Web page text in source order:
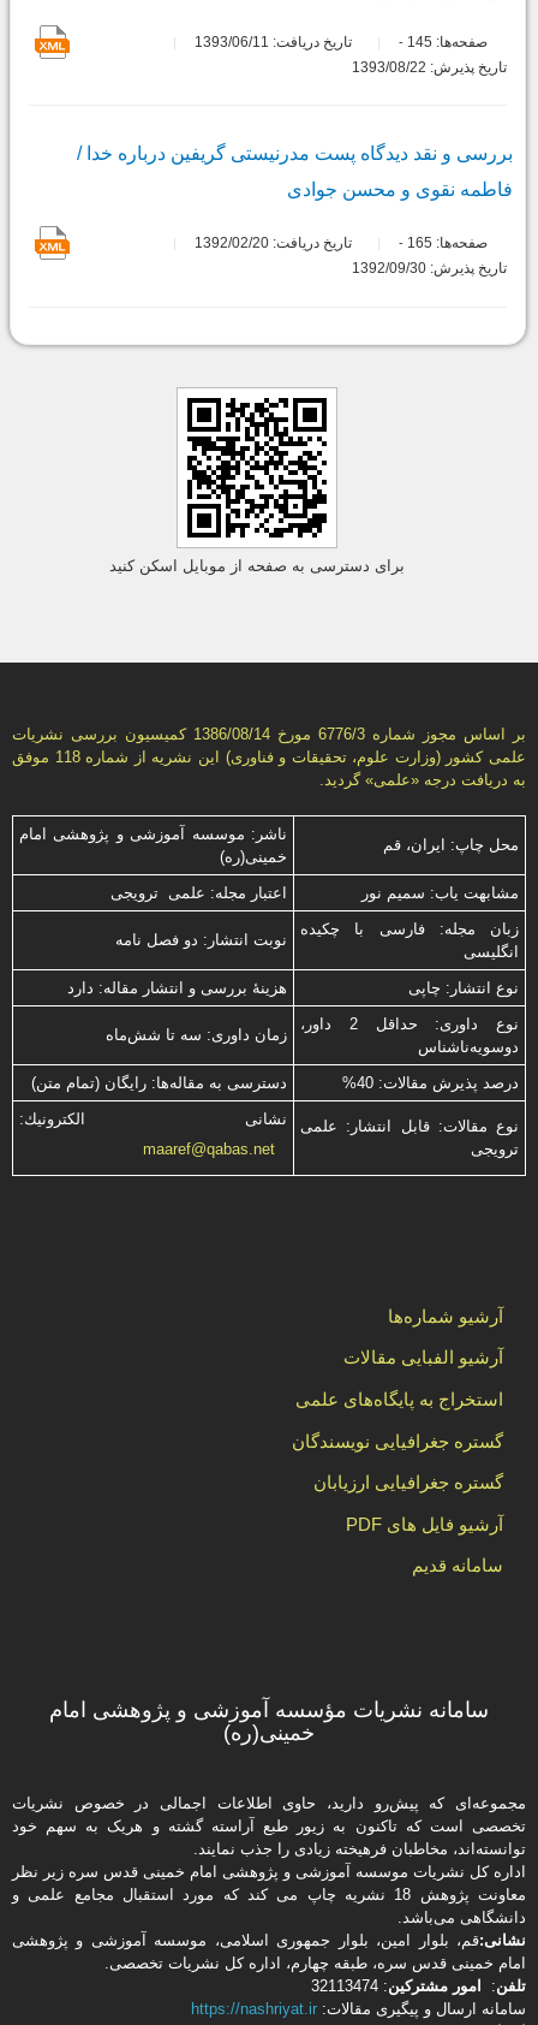
صفحه‌ها: 145
-
تاریخ دریافت: 1393/06/11
تاریخ پذیرش: 1393/08/22
بررسی و نقد دیدگاه پست مدرنیستی گریفین درباره خدا /
فاطمه نقوی و محسن جوادی
صفحه‌ها: 165
-
تاریخ دریافت: 1392/02/20
تاریخ پذیرش: 1392/09/30
برای دسترسی به صفحه از موبایل اسکن کنید
بر اساس مجوز شماره 6776/3 مورخ 1386/08/14 كمیسیون بررسى نشریات
علمى كشور (وزارت علوم، تحقیقات و فناورى) این نشریه از شماره 118 موفق
به دریافت درجه «علمى» گردید.
محل چاپ: ایران، قم
ناشر: موسسه آموزشی و پژوهشی امام
خمینی(ره)
مشابهت ياب: سميم نور
اعتبار مجله: علمی ترویجی
زبان مجله: فارسی با چكیده
انگلیسی
نوبت انتشار: دو فصل نامه
نوع انتشار: چاپی
هزینۀ بررسی و انتشار مقاله: دارد
نوع داوری: حداقل 2 داور،
دوسویه‌ناشناس
زمان داوری: سه تا شش‌ماه
درصد پذیرش مقالات: 40% دسترسی به مقاله‌ها: رایگان (تمام متن)
نوع مقالات: قابل انتشار: علمی
ترویجی
نشانی الكترونیك:
maaref@qabas.net
آرشیو شماره‌ها
آرشیو الفبایی مقالات
استخراج به پایگاه‌های علمی
گستره جغرافیایی نویسندگان
گستره جغرافیایی ارزیابان
آرشیو فایل های PDF
سامانه قدیم
سامانه نشریات مؤسسه آموزشی و پژوهشی امام
خمینی(ره)
مجموعه‌ای که پیش‌رو دارید،‌ حاوی اطلاعات اجمالی در خصوص نشریات
تخصصی است که تاکنون به زیور طبع آراسته گشته و هریک به سهم خود
توانسته‌اند، مخاطبان فرهیخته‌ زیادی را جذب نمایند.
اداره كل نشریات موسسه آموزشی و پژوهشی امام خمینی قدس سره زیر نظر
معاونت پژوهش 18 نشریه چاپ می کند که مورد استقبال مجامع علمی و
دانشگاهی می‌باشد.
نشانی:قم، بلوار امین، بلوار جمهوری اسلامی، موسسه آموزشی و پژوهشی
امام خمینی قدس سره، طبقه چهارم، اداره كل نشریات تخصصی.
تلفن: امور مشتركین: 32113474
سامانه ارسال و پیگیری مقالات: https://nashriyat.ir